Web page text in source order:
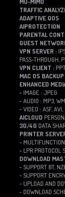
TRAFFIC
ADAPTIVE QOS
AIPROTECTION
PARENTAL
GUEST
VPN SERVER :
PASS-THROUGH,
VPN CLIENT :
MAC OS BACKUP
ENHANCED
- IMAGE : JPEG
- AUDIO : MP3,
- VIDEO : ASF, AVI,
AICLOUD
3G/4G DATA
PRINTER
-
- LPR PROTOCOL
DOWNLOAD
- SUPPORT BT,
- SUPPORT
- UPLOAD AND
- DOWNLOAD